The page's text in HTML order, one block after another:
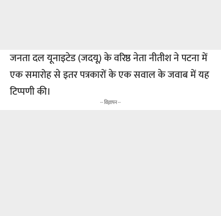
जनता दल यूनाइटेड (जदयू) के वरिष्ठ नेता नीतीश ने पटना में
एक समारोह से इतर पत्रकारों के एक सवाल के जवाब में यह
टिप्पणी की।
-- विज्ञापन --